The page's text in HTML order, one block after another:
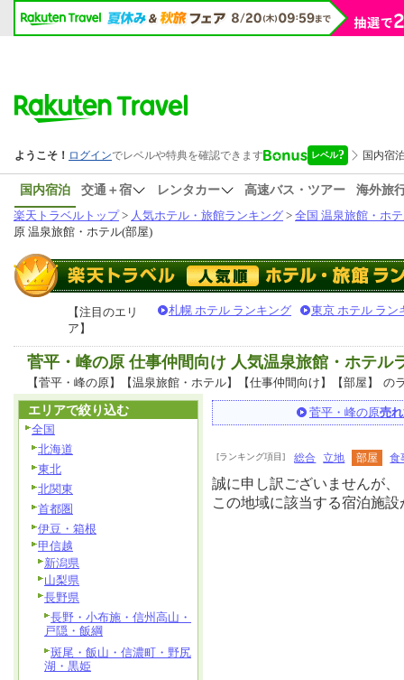
国内宿泊 交通＋宿 レンタカー 高速バス・ツアー
海外旅
楽天トラベルトップ> 人気ホテル・旅館ランキング > 全国 温泉旅館・ホ
原 温泉旅館・ホテル(部屋)
【注目のエリ
ア】
札幌 ホテル ランキング 東京 ホテル ラン
菅平・峰の原 仕事仲間向け 人気温泉旅館・ホテル
【菅平・峰の原】【温泉旅館・ホテル】【仕事仲間向け】【部屋】 の
菅平・峰の原売
[ランキング項目] 総合 立地 部屋 食
誠に申し訳ございませんが、
この地域に該当する宿泊施
エリアで絞り込む
全国
北海道
東北
北関東
首都圏
伊豆・箱根
甲信越
新潟県
山梨県
長野県
長野・小布施・信州高山・
戸隠・飯綱
斑尾・飯山・信濃町・野尻
湖・黒姫